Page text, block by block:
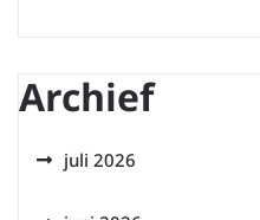
Archief
juli 2026